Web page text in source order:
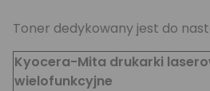
Toner dedykowany jest do
Kyocera-Mita drukarki
wielofunkcyjne